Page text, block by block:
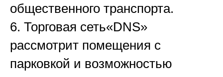
общественного транспорта.
6. Торговая сеть«DNS»
рассмотрит помещения с
парковкой и возможностью